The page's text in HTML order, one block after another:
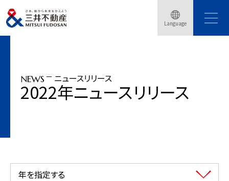
Language
トップページ ニュースリリース
「三井不動産ロジスティクスパーク（MFLP）海老名南」着工
NEWS ニュースリリース
2022年ニュースリリース
年を指定する